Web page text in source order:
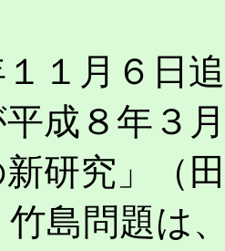
１月６日
成８年３
研究」（
島問題は